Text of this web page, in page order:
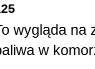
wygląda na
w